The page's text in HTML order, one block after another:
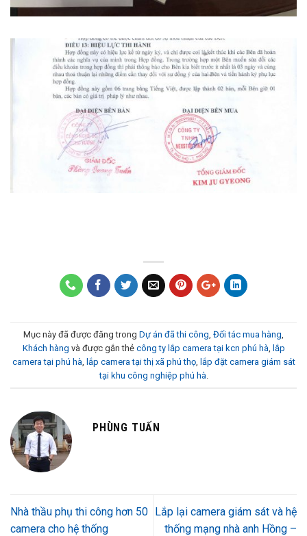
Mục này đã được đăng trong Dự án đã thi công Đối tác mua hàng
Khách hàng và được gắn thẻ công ty lắp camera tại kcn phú hà lắp
camera tại phú hà lắp camera tại thị xã phú thọ, lắp đặt camera giám sát
tại khu công nghiệp phú hà
PHÙNG TUẤN
Nhà thầu phụ thi công hơn 50
camera cho hệ thống
Lắp lại camera giám sát và hệ
thống mạng nhà anh Hồng –